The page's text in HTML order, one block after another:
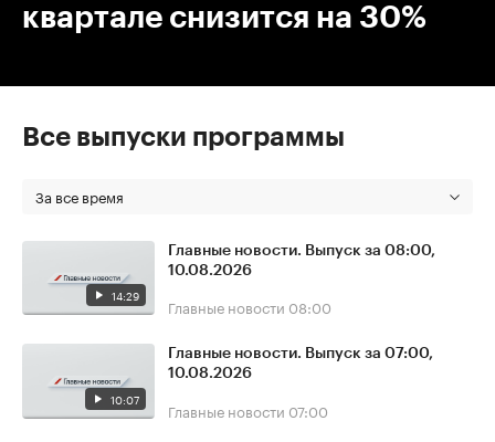
квартале снизится на 30%
Все выпуски программы
За все время
14:29
Главные новости. Выпуск за 08:00,
10.08.2026
Главные новости 08:00
10:07
Главные новости. Выпуск за 07:00,
10.08.2026
Главные новости 07:00